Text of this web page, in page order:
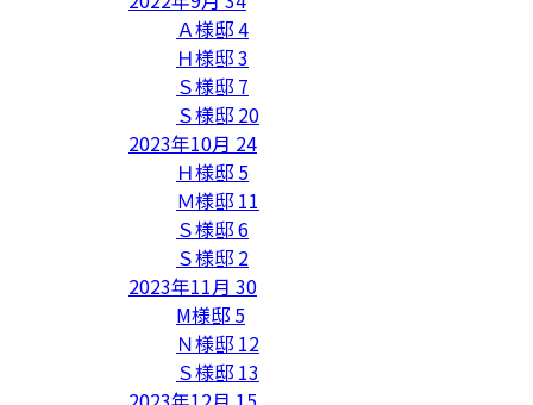
Ａ様邸4
Ｈ様邸3
Ｓ様邸 7
Ｓ様邸 20
2023年10月 24
Ｈ様邸 5
Ｍ様邸 11
Ｓ様邸6
Ｓ様邸 2
2023年11月 30
M様邸 5
Ｎ様邸 12
Ｓ様邸 13